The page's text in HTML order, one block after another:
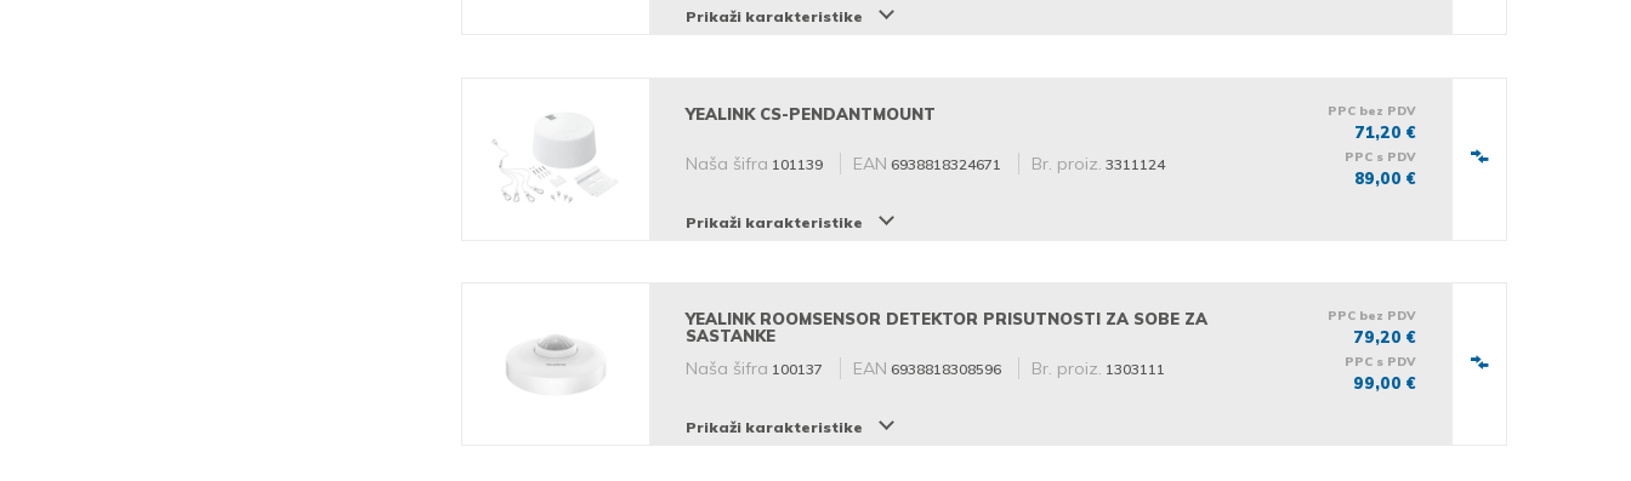
Prikaži karakteristike
YEALINK CS-PENDANTMOUNT
Naša šifra 101139 EAN 6938818324671 Br. proiz. 3311124
Prikaži karakteristike
PPC bez PDV
71,20 €
PPC s PDV
89,00 €
YEALINK ROOMSENSOR DETEKTOR PRISUTNOSTI ZA SOBE ZA
SASTANKE
Naša šifra 100137 EAN 6938818308596 Br. proiz. 1303111
Prikaži karakteristike
PPC bez PDV
79,20 €
PPC s PDV
99,00 €